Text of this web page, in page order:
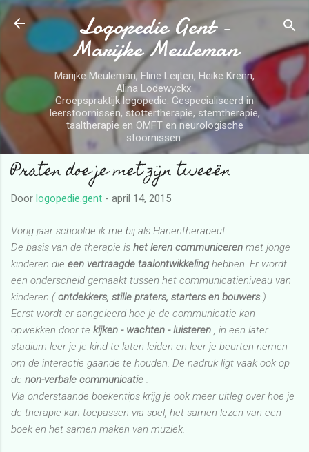
Doorgaan naar hoofdcontent
Logopedie Gent -
Marijke Meuleman
Marijke Meuleman, Eline Leijten, Heike Krenn,
Alina Lodewyckx.
Groepspraktijk logopedie. Gespecialiseerd in
leerstoornissen, stottertherapie, stemtherapie,
taaltherapie en OMFT en neurologische
stoornissen.
Praten doe je met zijn tweeën
Door logopedie.gent - april 14, 2015
Vorig jaar schoolde ik me bij als Hanentherapeut.
De basis van de therapie is het leren communiceren met jonge
kinderen die een vertraagde taalontwikkeling hebben. Er wordt
een onderscheid gemaakt tussen het communicatieniveau van
kinderen (ontdekkers, stille praters, starters en bouwers).
Eerst wordt er aangeleerd hoe je de communicatie kan
opwekken door te kijken - wachten - luisteren , in een later
stadium leer je je kind te laten leiden en leer je beurten nemen
om de interactie gaande te houden. De nadruk ligt vaak ook op
de non-verbale communicatie
Via onderstaande boekentips krijg je ook meer uitleg over hoe je
de therapie kan toepassen via spel, het samen lezen van een
boek en het samen maken van muziek.